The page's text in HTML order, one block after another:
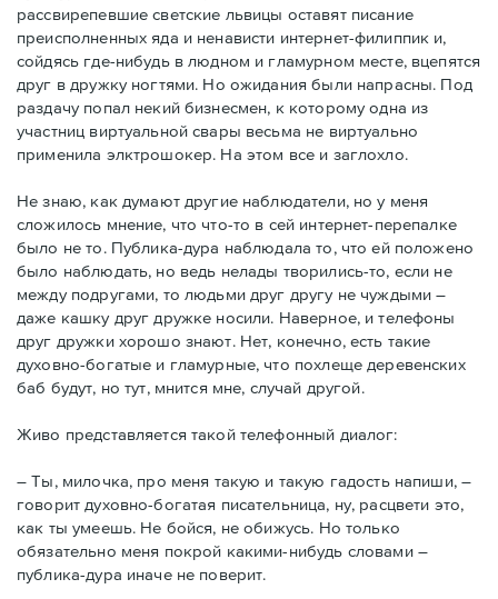
рассвирепевшие светские львицы оставят писание
преисполненных яда и ненависти интернет-филиппик и,
сойдясь где-нибудь в людном и гламурном месте, вцепятся
друг в дружку ногтями. Но ожидания были напрасны. Под
раздачу попал некий бизнесмен, к которому одна из
участниц виртуальной свары весьма не виртуально
применила элктрошокер. На этом все и заглохло.
Не знаю, как думают другие наблюдатели, но у меня
сложилось мнение, что что-то в сей интернет-перепалке
было не то. Публика-дура наблюдала то, что ей положено
было наблюдать, но ведь нелады творились-то, если не
между подругами, то людьми друг другу не чуждыми –
даже кашку друг дружке носили. Наверное, и телефоны
друг дружки хорошо знают. Нет, конечно, есть такие
духовно-богатые и гламурные, что похлеще деревенских
баб будут, но тут, мнится мне, случай другой.
Живо представляется такой телефонный диалог:
– Ты, милочка, про меня такую и такую гадость напиши, –
говорит духовно-богатая писательница, ну, расцвети это,
как ты умеешь. Не бойся, не обижусь. Но только
обязательно меня покрой какими-нибудь словами –
публика-дура иначе не поверит.